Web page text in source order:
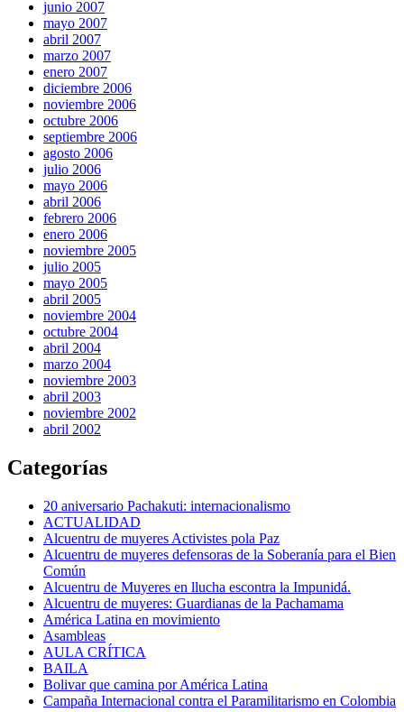
junio 2007
mayo 2007
abril 2007
marzo 2007
enero 2007
diciembre 2006
noviembre 2006
octubre 2006
septiembre 2006
agosto 2006
julio 2006
mayo 2006
abril 2006
febrero 2006
enero 2006
noviembre 2005
julio 2005
mayo 2005
abril 2005
noviembre 2004
octubre 2004
abril 2004
marzo 2004
noviembre 2003
abril 2003
noviembre 2002
abril 2002
Categorías
20 aniversario Pachakuti: internacionalismo
ACTUALIDAD
Alcuentru de muyeres Activistes pola Paz
Alcuentru de muyeres defensoras de la Soberanía para el Bien
Común
Alcuentru de Muyeres en llucha escontra la Impunidá.
Alcuentru de muyeres: Guardianas de la Pachamama
América Latina en movimiento
Asambleas
AULA CRÍTICA
BAILA
Bolivar que camina por América Latina
Campaña Internacional contra el Paramilitarismo en Colombia